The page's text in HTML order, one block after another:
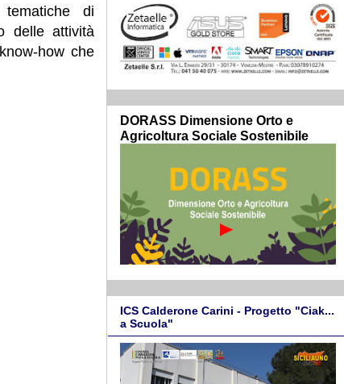
di
delle attività
how che
DORASS Dimensione Orto e
Agricoltura Sociale Sostenibile
ICS Calderone Carini - Progetto "Ciak...
a Scuola"